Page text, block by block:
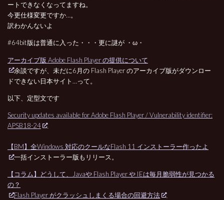
ートできなくなってますね。
今更仕様変更ですか…。
訳わかんないよ
#64bit版は普通に入った・・・更に謎が ・ω・
アーカイブ版 Adobe Flash Player の提供について
余談ですが、未だに6月の Flash Player のアーカイブ版がダウンロー
ドできない日本サイト…って。
以下、定型文です
Security updates available for Adobe Flash Player / Vulnerability identifier:
APSB18-24
【BM】全Windows 対応のクールなFlash 11 インストーラー作ったよ
一括インストーラー版もリリース。
【コラム】どうして、Javaや Flash Player や IEは毎月脆弱性が見つかる
の？
Flash Player がクラッシュしまくる場合の回避方法